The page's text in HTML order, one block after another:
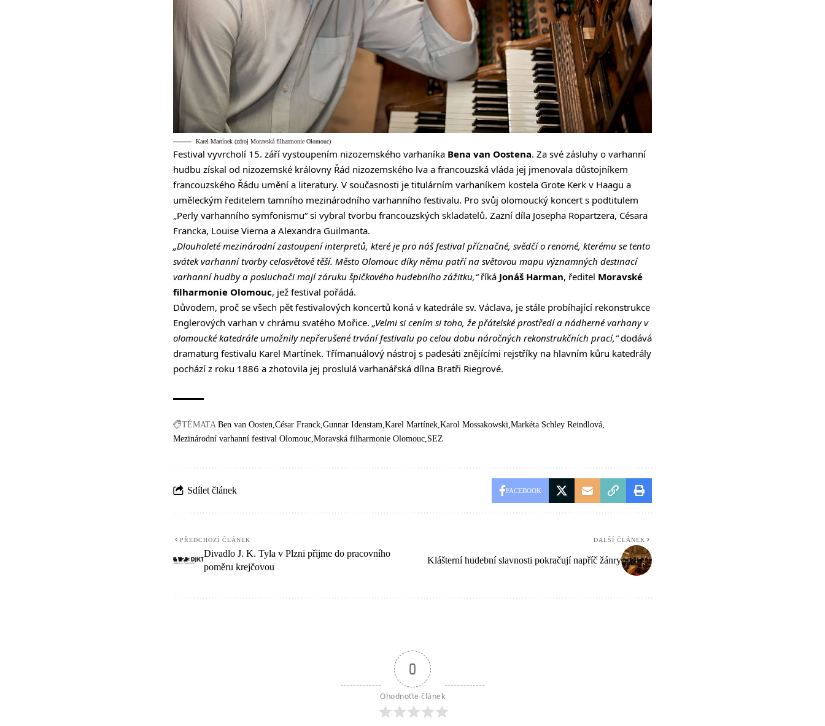
Karel Martínek (zdroj Moravská filharmonie Olomouc)
Festival vyvrcholí 15. září vystoupením nizozemského varhaníka Bena van Oostena. Za své zásluhy o varhanní
hudbu získal od nizozemské královny Řád nizozemského lva a francouzská vláda jej jmenovala důstojníkem
francouzského Řádu umění a literatury. V současnosti je titulárním varhaníkem kostela Grote Kerk v Haagu a
uměleckým ředitelem tamního mezinárodního varhanního festivalu. Pro svůj olomoucký koncert s podtitulem
„Perly varhanního symfonismu“ si vybral tvorbu francouzských skladatelů. Zazní díla Josepha Ropartzera, Césara
Francka, Louise Vierna a Alexandra Guilmanta.
„Dlouholeté mezinárodní zastoupení interpretů, které je pro náš festival příznačné, svědčí o renomé, kterému se tento
svátek varhanní tvorby celosvětově těší. Město Olomouc díky němu patří na světovou mapu významných destinací
varhanní hudby a posluchači mají záruku špičkového hudebního zážitku,“říká Jonáš Harman, ředitel Moravské
filharmonie Olomouc, jež festival pořádá.
Důvodem, proč se všech pět festivalových koncertů koná v katedrále sv. Václava, je stále probíhající rekonstrukce
Englerových varhan v chrámu svatého Mořice. „Velmi si cením si toho, že přátelské prostředí a nádherné varhany v
olomoucké katedrále umožnily nepřerušené trvání festivalu po celou dobu náročných rekonstrukčních prací,“dodává
dramaturg festivalu Karel Martínek. Třímanuálový nástroj s padesáti znějícími rejstříky na hlavním kůru katedrály
pochází z roku 1886 a zhotovila jej proslulá varhanářská dílna Bratři Riegrové.
TÉMATA Ben van Oosten César Franck Gunnar Idenstam Karel Martínek Karol Mossakowski Markéta Schley Reindlová
Mezinárodní varhanní festival Olomouc Moravská filharmonie Olomouc SEZ
Sdílet článek FACEBOOK
PŘEDCHOZÍ ČLÁNEK
Divadlo J. K. Tyla v Plzni přijme do pracovního
poměru krejčovou
DALŠÍ ČLÁNEK
Klášterní hudební slavnosti pokračují napříč žánry
0
Ohodnoťte článek